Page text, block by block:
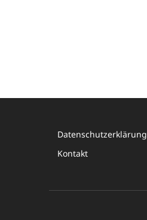
Datenschutzerklärung
Kontakt